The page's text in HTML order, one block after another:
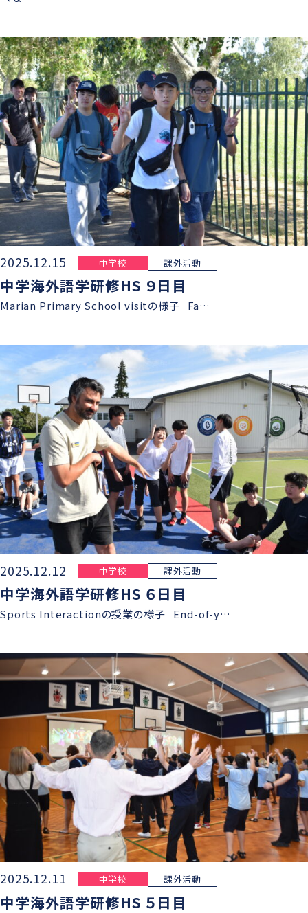
2025.12.15 中学校 課外活動
中学海外語学研修HS ９日目
Marian Primary School visitの様子 Fa…
2025.12.12 中学校 課外活動
中学海外語学研修HS ６日目
Sports Interactionの授業の様子 End-of-y…
2025.12.11 中学校 課外活動
中学海外語学研修HS ５日目